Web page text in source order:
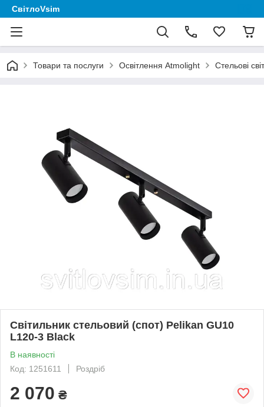
СвітлоVsim
Товари та послуги Освітлення Аtmolight Стельові
Світильник стельовий (спот) Pelikan GU10
L120-3 Black
В наявності
Код: 1251611
Роздріб
2 070 ₴